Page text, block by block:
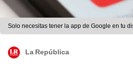
Solo necesitas tener la app de Google en tu
La República